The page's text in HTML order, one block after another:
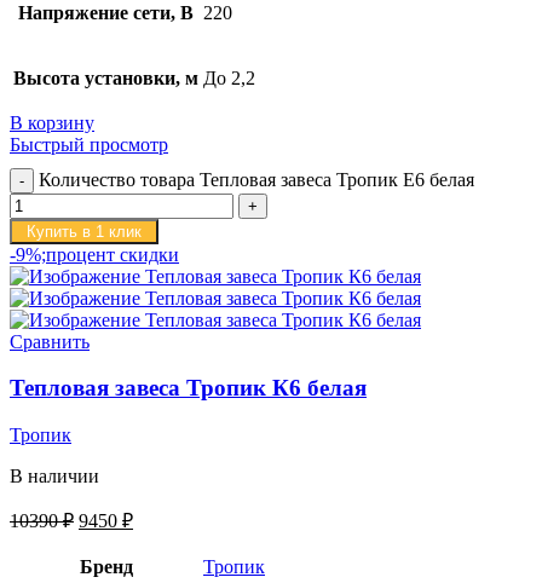
Напряжение сети, В 220
Высота установки, м До 2,2
В корзину
Быстрый просмотр
Количество товара Тепловая завеса Тропик E6 белая
Купить в 1 клик
-9%;процент скидки
Сравнить
Тепловая завеса Тропик К6 белая
Тропик
В наличии
10390₽ 9450 ₽
Бренд Тропик